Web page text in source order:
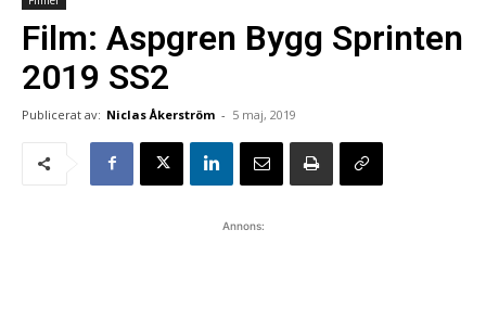
Film: Aspgren Bygg Sprinten
2019 SS2
Publicerat av: Niclas Åkerström - 5 maj, 2019
Annons: